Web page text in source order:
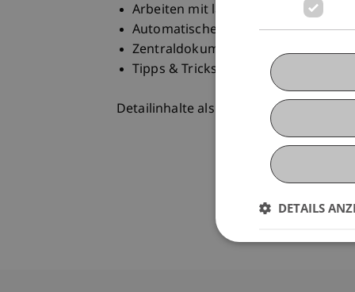
Arbeiten mit langen Dokumenten
Automatische Erstellung:
Zentraldokumente
Tipps & Tricks
Detailinhalte als pdf-Datei zum
DETAILS